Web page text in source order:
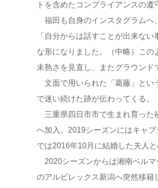
トを含めたコンプライアンスの
福田も自身のインスタグラムへ
「自分からは話すことが出来な
な形になりました。（中略）こ
未熟さを見直し、またグラウンド
文面で用いられた「葛藤」とい
で迷い続けた跡が伝わってくる。
三重県四日市市で生まれ育った
へ加入。2019シーズンにはキャ
では2016年10月に結婚した夫人
2020シーズンからは湘南ベルマ
のアルビレックス新潟へ突然移